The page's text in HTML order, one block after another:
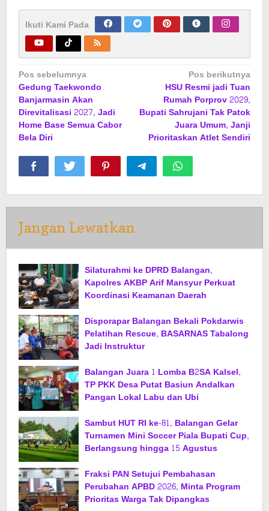
Ikuti Kami Pada
Navigasi
pos
Pos sebelumnya
Gedung Taekwondo
Banjarmasin Akan
Direvitalisasi 2027, Jadi
Home Base Semua Cabor
Bela Diri
Pos berikutnya
HSU Resmi jadi Tuan
Rumah Porprov 2029,
Bupati Sahrujani Tak Patok
Juara Umum, Janji
Prioritaskan Atlet Sendiri
Jangan Lewatkan
Silaturahmi ke DPRD Balangan,
Kapolres AKBP Arif Mansyur Perkuat
Koordinasi Keamanan Daerah
Disporapar Balangan Bekali Pokdarwis
Pelatihan Rescue, BASARNAS Tabalong
Jadi Instruktur
Balangan Juara 1 Lomba B2SA Kalsel,
TP PKK Desa Putat Basiun Andalkan
Pangan Lokal Labu dan Ubi
Sambut HUT RI ke-81, Balangan Gelar
Turnamen Mini Soccer Piala Bupati Cup,
Berlangsung hingga 15 Agustus
Fraksi PAN Setujui Pembahasan
Perubahan APBD 2026, Minta Program
Prioritas Warga Tak Dipangkas